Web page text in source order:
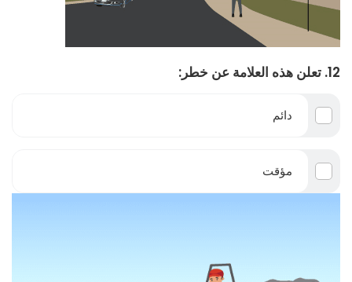
12. تعلن هذه العلامة عن خطر:
دائم
مؤقت